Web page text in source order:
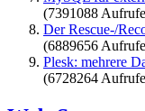
(7391088
Der Rescue-/
(6889656
Plesk: mehrere
(6728264